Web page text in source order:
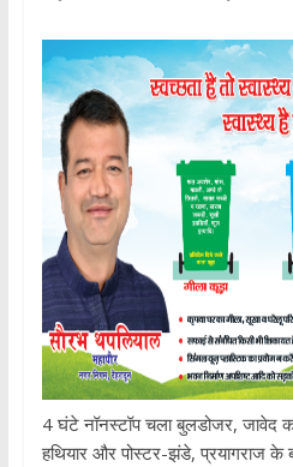
4 घंटे नॉनस्टॉप चला बुलडोजर, जावेद
हथियार और पोस्टर-झंडे, प्रयागराज के